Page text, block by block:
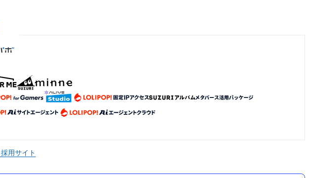
採用サイト